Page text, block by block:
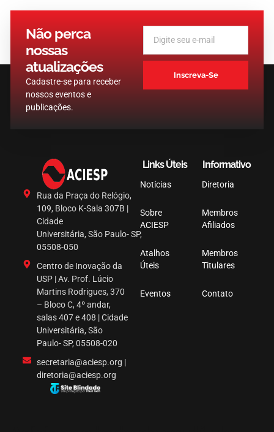
Não perca
nossas
atualizações
Cadastre-se para receber
nossos eventos e
publicações.
Inscreva-Se
Rua da Praça do Relógio,
109, Bloco K-Sala 307B |
Cidade
Universitária, São Paulo- SP,
05508-050
Centro de Inovação da
USP | Av. Prof. Lúcio
Martins Rodrigues, 370
– Bloco C, 4º andar,
salas 407 e 408 | Cidade
Universitária, São
Paulo- SP, 05508-020
secretaria@aciesp.org |
diretoria@aciesp.org
Links Úteis
Notícias
Sobre
ACIESP
Atalhos
Úteis
Eventos
Informativo
Diretoria
Membros
Afiliados
Membros
Titulares
Contato